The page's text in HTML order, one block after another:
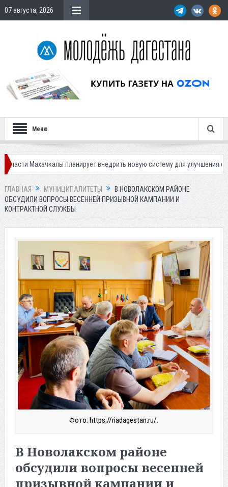
07 августа, 2026
Меню
планирует внедрить новую систему для улучшения ситуации с
ГЛАВНАЯ МУНИЦИПАЛИТЕТЫ
В НОВОЛАКСКОМ РАЙОНЕ
ОБСУДИЛИ ВОПРОСЫ ВЕСЕННЕЙ ПРИЗЫВНОЙ КАМПАНИИ И
КОНТРАКТНОЙ СЛУЖБЫ
Фото: https://riadagestan.ru/.
В Новолакском районе
обсудили вопросы весенней
призывной кампании и